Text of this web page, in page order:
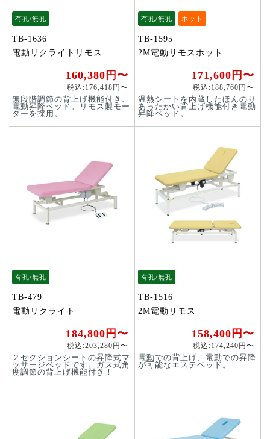
有孔/無孔
TB-1636
電動リクライトリモス
160,380円〜
税込:176,418円〜
無段階調節の背上げ機能付き、
電動昇降ベッド。リモス製モー
ターを採用。
有孔/無孔 ホット
TB-1595
2M電動リモスホット
171,600円〜
税込:188,760円〜
温熱シートを内蔵したほんのり
あったかい背上げ機能付き電動
昇降ベッド。
有孔/無孔
TB-479
電動リクライト
184,800円〜
税込:203,280円〜
２セクションシートの昇降式マ
ッサージベッドです。ガス式角
度調節の背上げ機能付き！
有孔/無孔
TB-1516
2M電動リモス
158,400円〜
税込:174,240円〜
電動での背上げ、電動での昇降
が可能なエステベッド。